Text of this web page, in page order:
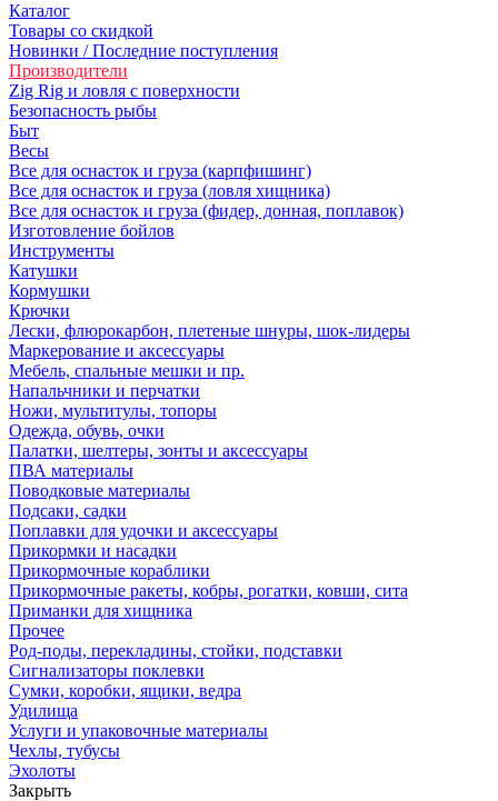
Каталог
Товары со скидкой
Новинки / Последние поступления
Производители
Zig Rig и ловля с поверхности
Безoпасность рыбы
Быт
Весы
Все для оснасток и груза (карпфишинг)
Все для оснасток и груза (ловля хищника)
Все для оснасток и груза (фидер, донная, поплавок)
Изготовление бойлов
Инструменты
Катушки
Кормушки
Крючки
Лески, флюрокарбон, плетеные шнуры, шок-лидеры
Маркерование и аксессуары
Мебель, спальные мешки и пр.
Напальчники и перчатки
Ножи, мультитулы, топоры
Одежда, обувь, очки
Палатки, шелтеры, зонты и аксессуары
ПВА материалы
Поводковые материалы
Подсаки, садки
Поплавки для удочки и аксессуары
Прикормки и насадки
Прикормочные кораблики
Прикормочные ракеты, кобры, рогатки, ковши, сита
Приманки для хищника
Прочее
Род-поды, перекладины, стойки, подставки
Сигнализаторы поклевки
Сумки, коробки, ящики, ведра
Удилища
Услуги и упаковочные материалы
Чехлы, тубусы
Эхолоты
Закрыть